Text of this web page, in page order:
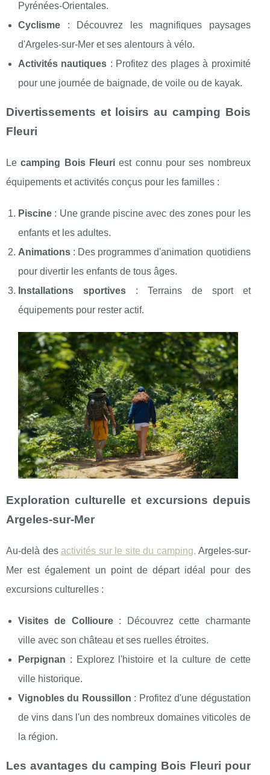
Pyrénées-Orientales.
Cyclisme : Découvrez les magnifiques paysages
d'Argeles-sur-Mer et ses alentours à vélo.
Activités nautiques : Profitez des plages à proximité
pour une journée de baignade, de voile ou de kayak.
Divertissements et loisirs au camping Bois
Fleuri
Lecamping Bois Fleuriest connu pour ses nombreux
équipements et activités conçus pour les familles :
Piscine : Une grande piscine avec des zones pour les
enfants et les adultes.
Animations : Des programmes d'animation quotidiens
pour divertir les enfants de tous âges.
Installations sportives: Terrains de sport et
équipements pour rester actif.
Exploration culturelle et excursions depuis
Argeles-sur-Mer
Au-delà desactivités sur le site du camping, Argeles-sur-
Mer est également un point de départ idéal pour des
excursions culturelles :
Visites de Collioure: Découvrez cette charmante
ville avec son château et ses ruelles étroites.
Perpignan : Explorez l'histoire et la culture de cette
ville historique.
Vignobles du Roussillon : Profitez d'une dégustation
de vins dans l'un des nombreux domaines viticoles de
la région.
Les avantages du camping Bois Fleuri pour